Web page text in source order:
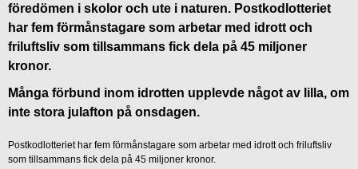
föredömen i skolor och ute i naturen. Postkodlotteriet
har fem förmånstagare som arbetar med idrott och
friluftsliv som tillsammans fick dela på 45 miljoner
kronor.
Många förbund inom idrotten upplevde något av lilla, om
inte stora julafton på onsdagen.
Postkodlotteriet har fem förmånstagare som arbetar med idrott och friluftsliv
som tillsammans fick dela på 45 miljoner kronor.